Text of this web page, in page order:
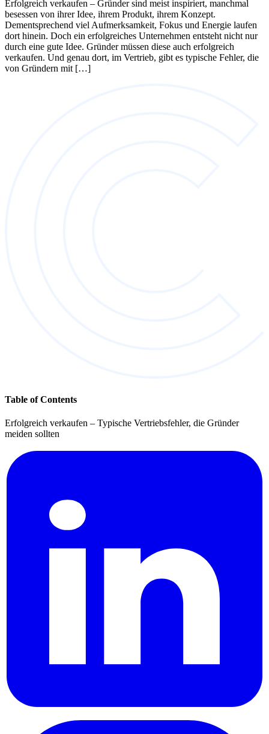
Erfolgreich verkaufen – Gründer sind meist inspiriert, manchmal
besessen von ihrer Idee, ihrem Produkt, ihrem Konzept.
Dementsprechend viel Aufmerksamkeit, Fokus und Energie laufen
dort hinein. Doch ein erfolgreiches Unternehmen entsteht nicht nur
durch eine gute Idee. Gründer müssen diese auch erfolgreich
verkaufen. Und genau dort, im Vertrieb, gibt es typische Fehler, die
von Gründern mit […]
Table of Contents
Erfolgreich verkaufen – Typische Vertriebsfehler, die Gründer
meiden sollten